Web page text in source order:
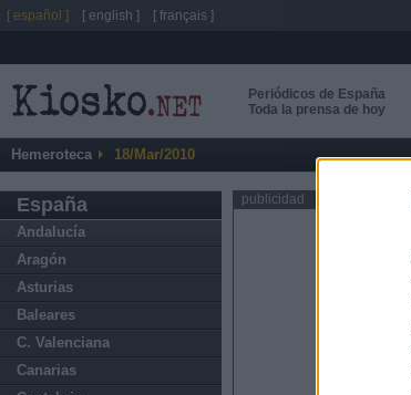
Periódicos de España
Toda la prensa de hoy
Hemeroteca 18/Mar/2010
España
Andalucía
Aragón
Asturias
Baleares
C. Valenciana
Canarias
publicidad
[ español ] [ english ] [ français ]